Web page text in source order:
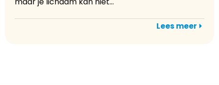
Lees meer